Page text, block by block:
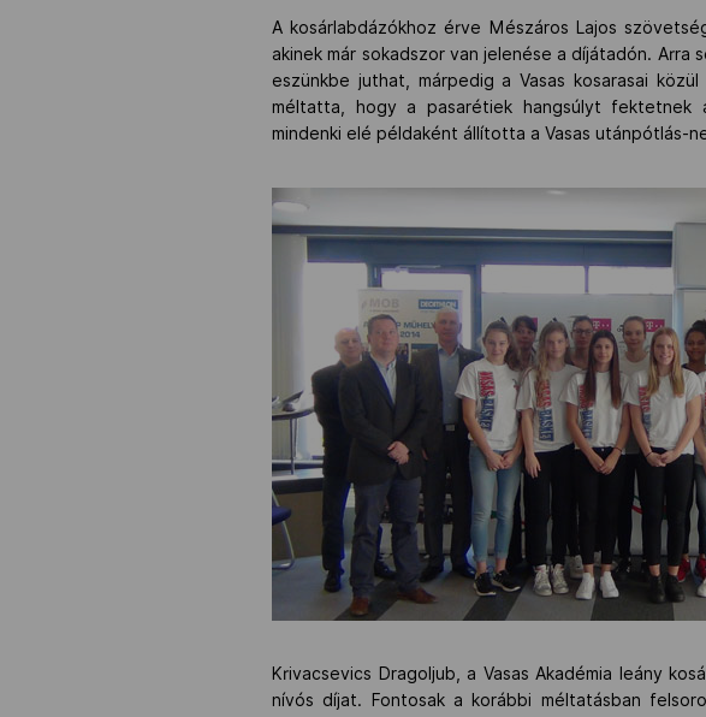
A kosárlabdázókhoz érve Mészáros Lajos
akinek már sokadszor van jelenése a díjátadón.
eszünkbe juthat, márpedig a Vasas kosarasai
méltatta, hogy a pasarétiek hangsúlyt fektetnek
mindenki elé példaként állította a Vasas utánpótlás-
Krivacsevics Dragoljub, a Vasas Akadémia leány
nívós díjat. Fontosak a korábbi méltatásban